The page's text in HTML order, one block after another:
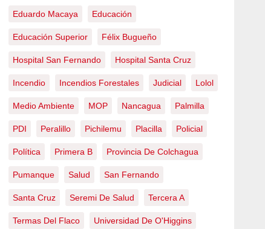
Eduardo Macaya Educación
Educación Superior Félix Bugueño
Hospital San Fernando Hospital Santa Cruz
Incendio Incendios Forestales Judicial Lolol
Medio Ambiente MOP Nancagua Palmilla
PDI Peralillo Pichilemu Placilla Policial
Política Primera B Provincia De Colchagua
Pumanque Salud San Fernando
Santa Cruz Seremi De Salud Tercera A
Termas Del Flaco Universidad De O'Higgins